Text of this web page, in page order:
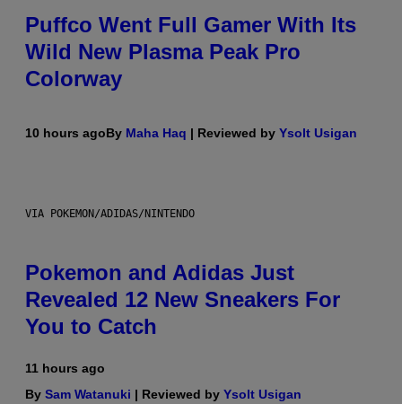
Puffco Went Full Gamer With Its
Wild New Plasma Peak Pro
Colorway
10 hours agoBy Maha Haq | Reviewed by Ysolt Usigan
VIA POKEMON/ADIDAS/NINTENDO
Pokemon and Adidas Just
Revealed 12 New Sneakers For
You to Catch
11 hours ago
By Sam Watanuki | Reviewed by Ysolt Usigan